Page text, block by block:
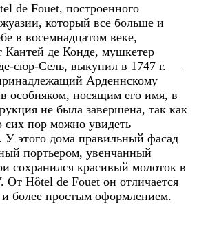
de Fouet, построенного
который все больше и
в восемнадцатом веке,
Кантей де Конде, мушкетер
сюр-Сель, выкупил в 1747 г. —
Арденнскому
особняком, носящим его имя, в
не была завершена, так как
сих пор можно увидеть
этого дома правильный фасад
портьером, увенчанный
сохранился красивый молоток в
Hôtel de Fouet он отличается
более простым оформлением.